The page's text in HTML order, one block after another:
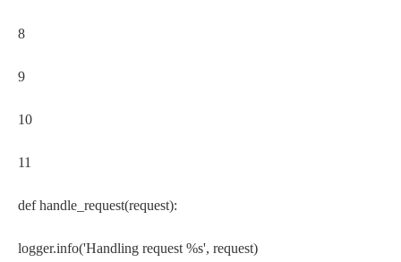
8
9
10
11
def handle_request(request):
logger.info('Handling request %s', request)